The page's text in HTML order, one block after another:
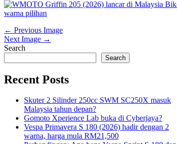
← Previous Image
Next Image →
Search
Search
Recent Posts
Skuter 2 Silinder 250cc SWM SC250X masuk
Malaysia tahun depan?
Gomoto Xperience Lab buka di Cyberjaya?
Vespa Primavera S 180 (2026) hadir dengan 2
warna, harga mula RM21,500